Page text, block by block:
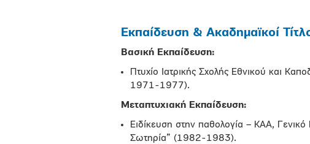
Εκπαίδευση & Ακαδημαϊκοί
Βασική Εκπαίδευση:
Πτυχίο Ιατρικής Σχολής Εθνικού και
1971-1977).
Μεταπτυχιακή Εκπαίδευση:
Ειδίκευση στην παθολογία – ΚΑΑ,
Σωτηρία” (1982-1983).